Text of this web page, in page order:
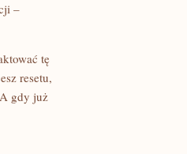
–
tę
resetu,
gdy już